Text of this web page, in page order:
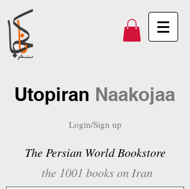
Utopiran Naakojaa
Login/Sign up
The Persian World Bookstore
the 1001 books on Iran